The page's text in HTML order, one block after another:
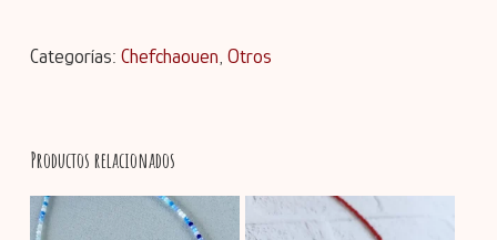
Categorías: Chefchaouen, Otros
Productos relacionados